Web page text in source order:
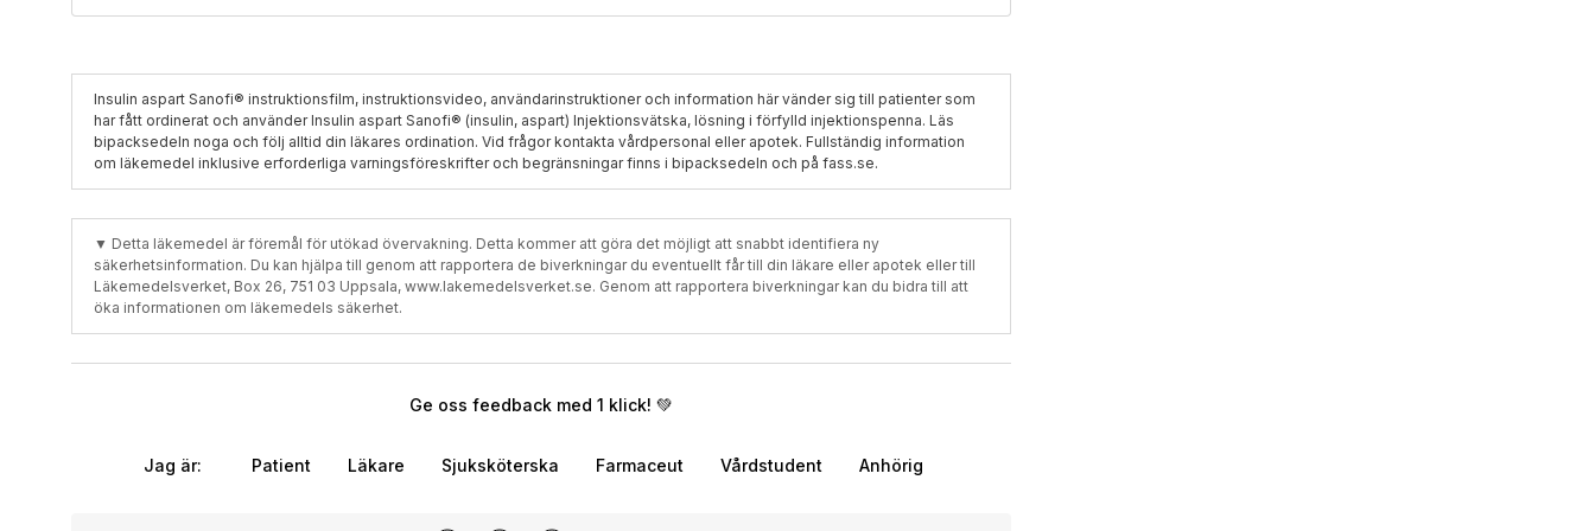
Insulin aspart Sanofi® instruktionsfilm, instruktionsvideo, användarinstruktioner och information här vänder sig till patienter som
har fått ordinerat och använder Insulin aspart Sanofi® (insulin, aspart) Injektionsvätska, lösning i förfylld injektionspenna. Läs
bipacksedeln noga och följ alltid din läkares ordination. Vid frågor kontakta vårdpersonal eller apotek. Fullständig information
om läkemedel inklusive erforderliga varningsföreskrifter och begränsningar finns i bipacksedeln och på fass.se.
▼ Detta läkemedel är föremål för utökad övervakning. Detta kommer att göra det möjligt att snabbt identifiera ny
säkerhetsinformation. Du kan hjälpa till genom att rapportera de biverkningar du eventuellt får till din läkare eller apotek eller till
Läkemedelsverket, Box 26, 751 03 Uppsala, www.lakemedelsverket.se. Genom att rapportera biverkningar kan du bidra till att
öka informationen om läkemedels säkerhet.
Ge oss feedback med 1 klick! 💚
Jag är: Patient Läkare Sjuksköterska Farmaceut Vårdstudent Anhörig